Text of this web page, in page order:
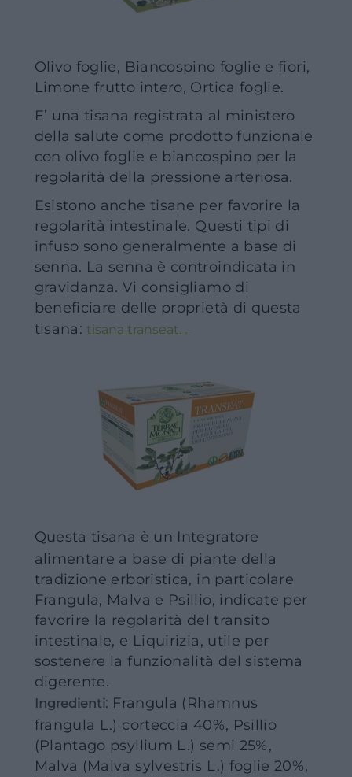
Olivo foglie, Biancospino foglie e fiori,
Limone frutto intero, Ortica foglie.
E’ una tisana registrata al ministero
della salute come prodotto funzionale
con olivo foglie e biancospino per la
regolarità della pressione arteriosa.
Esistono anche tisane per favorire la
regolarità intestinale. Questi tipi di
infuso sono generalmente a base di
senna. La senna è controindicata in
gravidanza. Vi consigliamo di
beneficiare delle proprietà di questa
tisana: tisana transeat. .
Questa tisana è un Integratore
alimentare a base di piante della
tradizione erboristica, in particolare
Frangula, Malva e Psillio, indicate per
favorire la regolarità del transito
intestinale, e Liquirizia, utile per
sostenere la funzionalità del sistema
digerente.
Ingredienti: Frangula (Rhamnus
frangula L.) corteccia 40%, Psillio
(Plantago psyllium L.) semi 25%,
Malva (Malva sylvestris L.) foglie 20%,